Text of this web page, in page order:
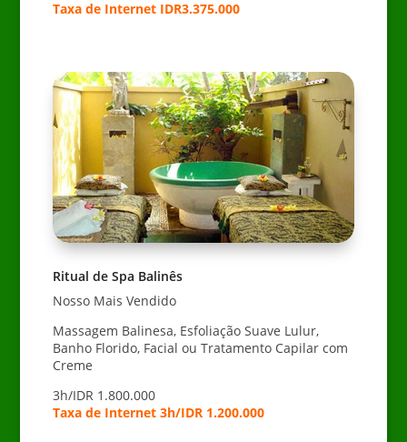
Taxa de Internet IDR3.375.000
Ritual de Spa Balinês
Nosso Mais Vendido
Massagem Balinesa, Esfoliação Suave Lulur,
Banho Florido, Facial ou Tratamento Capilar com
Creme
3h/IDR 1.800.000
Taxa de Internet 3h/IDR 1.200.000